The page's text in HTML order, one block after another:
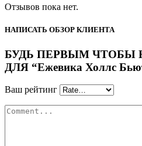
Отзывов пока нет.
НАПИСАТЬ ОБЗОР КЛИЕНТА
БУДЬ ПЕРВЫМ ЧТОБЫ
ДЛЯ “Ежевика Холлс
Ваш рейтинг